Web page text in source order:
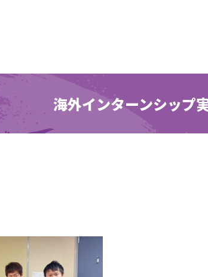
海外インターンシップ